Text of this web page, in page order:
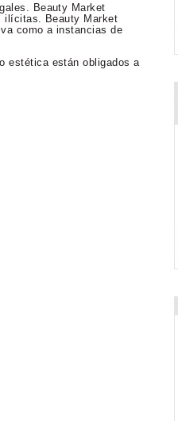
Beauty Market
ilícitas. Beauty Market
como a instancias de
estética están obligados a